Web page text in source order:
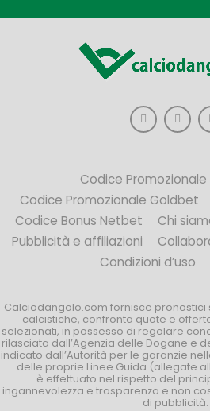
Codice
Codice Promozionale Goldbet
Codice Bonus Netbet
Chi
Pubblicità e affiliazioni
Condizioni d’uso
Calciodangolo.com fornisce pronostici
calcistiche, confronta quote e
selezionati, in possesso di regolare
rilasciata dall’Agenzia delle Dogane e
indicato dall’Autorità per le garanzie
delle proprie Linee Guida (allegate
è effettuato nel rispetto del
ingannevolezza e trasparenza e non
di pubblicità.